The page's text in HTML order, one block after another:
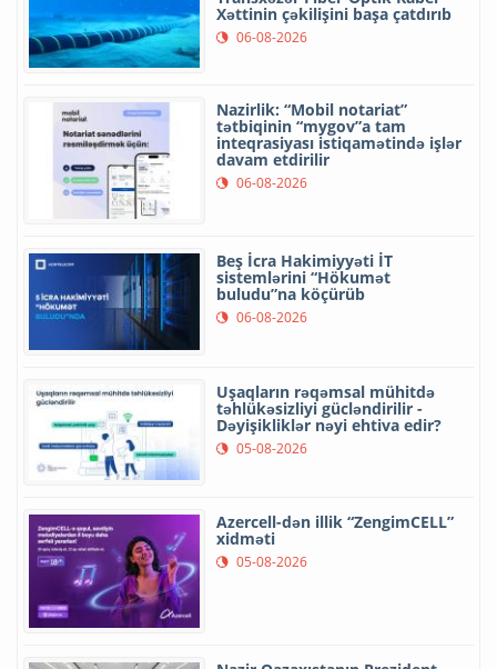
Xəttinin çəkilişini başa çatdırıb
06-08-2026
Nazirlik: “Mobil notariat”
tətbiqinin “mygov”a tam
inteqrasiyası istiqamətində işlər
davam etdirilir
06-08-2026
Beş İcra Hakimiyyəti İT
sistemlərini “Hökumət
buludu”na köçürüb
06-08-2026
Uşaqların rəqəmsal mühitdə
təhlükəsizliyi gücləndirilir -
Dəyişikliklər nəyi ehtiva edir?
05-08-2026
Azercell-dən illik “ZengimCELL”
xidməti
05-08-2026